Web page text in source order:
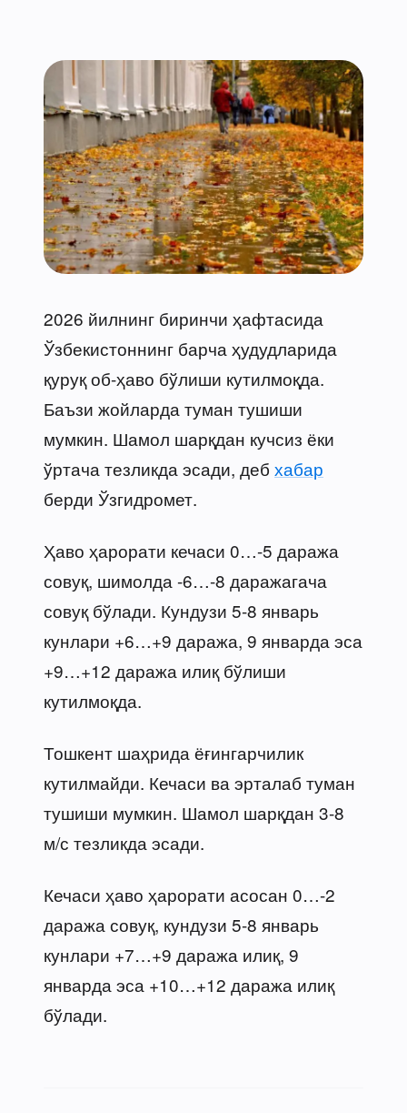
2026 йилнинг биринчи ҳафтасида
Ўзбекистоннинг барча ҳудудларида
қуруқ об-ҳаво бўлиши кутилмоқда.
Баъзи жойларда туман тушиши
мумкин. Шамол шарқдан кучсиз ёки
ўртача тезликда эсади, деб хабар
берди Ўзгидромет.
Ҳаво ҳарорати кечаси 0…-5 даража
совуқ, шимолда -6…-8 даражагача
совуқ бўлади. Кундузи 5-8 январь
кунлари +6…+9 даража, 9 январда эса
+9…+12 даража илиқ бўлиши
кутилмоқда.
Тошкент шаҳрида ёғингарчилик
кутилмайди. Кечаси ва эрталаб туман
тушиши мумкин. Шамол шарқдан 3-8
м/с тезликда эсади.
Кечаси ҳаво ҳарорати асосан 0…-2
даража совуқ, кундузи 5-8 январь
кунлари +7…+9 даража илиқ, 9
январда эса +10…+12 даража илиқ
бўлади.